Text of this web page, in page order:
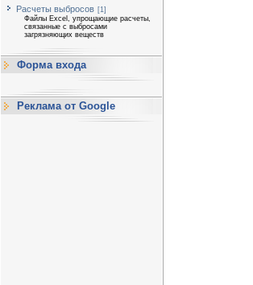
Расчеты выбросов [1]
Файлы Excel, упрощающие расчеты,
связанные с выбросами
загрязняющих веществ
Форма входа
Реклама от Google